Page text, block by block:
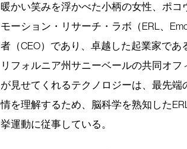
暖かい笑みを浮かべた小柄の女性、ポ
モーション・リサーチ・ラボ（ERL、
者（CEO）であり、卓越した起業家で
リフォルニア州サニーベールの共同オ
が見せてくれるテクノロジーは、最先
情を理解するため、脳科学を熟知した
挙運動に従事している。